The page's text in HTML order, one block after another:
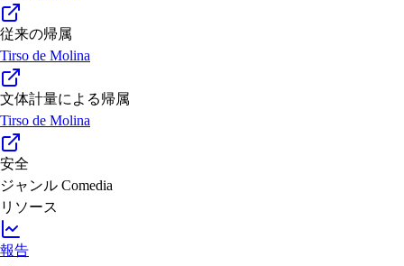
従来の帰属
Tirso de Molina
文体計量による帰属
Tirso de Molina
安全
ジャンル Comedia
リソース
報告